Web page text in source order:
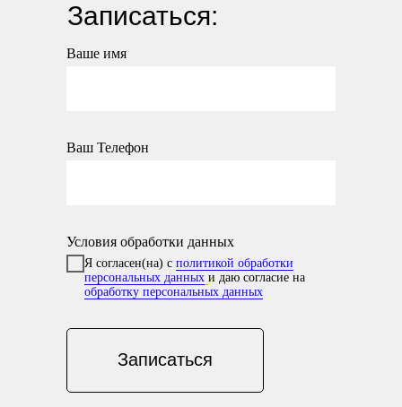
Записаться:
Ваше имя
Ваш Телефон
Условия обработки данных
Я согласен(на) с политикой обработки
персональных данных и даю согласие на
обработку персональных данных
Записаться